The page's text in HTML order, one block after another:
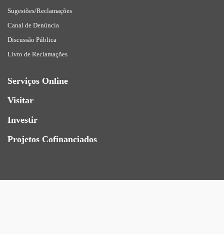
Sugestões/Reclamações
Canal de Denúncia
Discussão Pública
Livro de Reclamações
Serviços Online
Visitar
Investir
Projetos Cofinanciados